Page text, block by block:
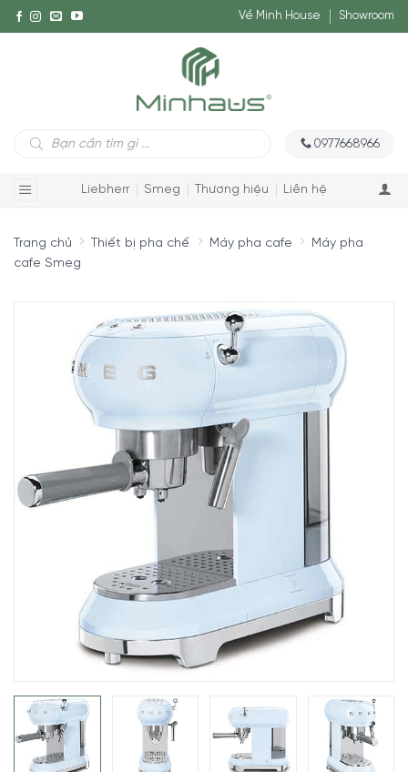
Về Minh House Showroom
Tìm
kiếm
0977668966
Liebherr Smeg Thương hiệu Liên hệ
Trang chủ Thiết bị pha chế Máy pha cafe
Máy pha
cafe Smeg